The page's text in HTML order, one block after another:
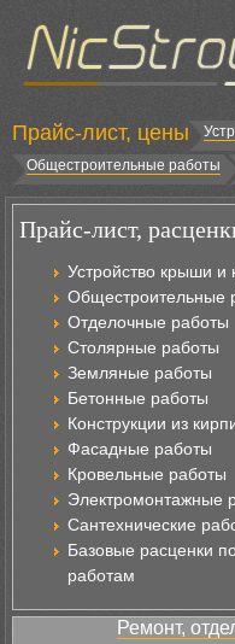
Прайс-лист, цены
Общестроительные работы
Прайс-лист,
Устройство крыши и
Общестроительные
Отделочные работы
Столярные работы
Земляные работы
Бетонные работы
Конструкции из
Фасадные работы
Кровельные работы
Электромонтажные
Сантехнические
Базовые расценки
работам
Ремонт,